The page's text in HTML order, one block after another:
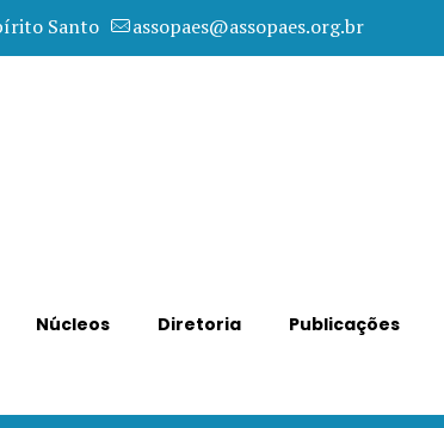
Santo assopaes@assopaes.org.br
Núcleos Diretoria Publicações